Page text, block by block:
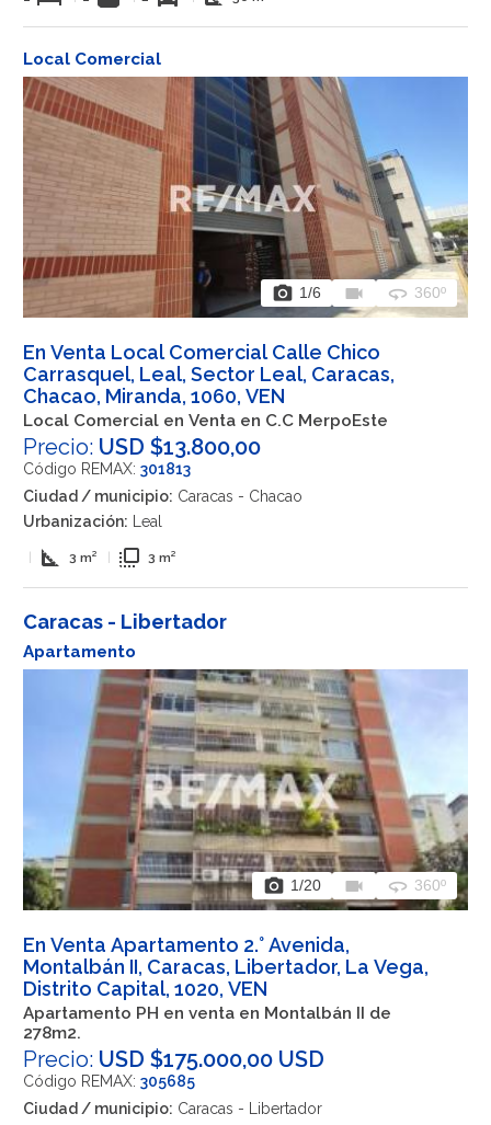
Local Comercial
photo_camera 1/6 videocam 360 360º
En Venta Local Comercial Calle Chico
Carrasquel, Leal, Sector Leal, Caracas,
Chacao, Miranda, 1060, VEN
Local Comercial en Venta en C.C MerpoEste
Precio: USD $13.800,00
Código REMAX: 301813
Ciudad / municipio: Caracas - Chacao
Urbanización: Leal
square_foot 3 m² flip_to_front 3 m²
Caracas - Libertador
Apartamento
photo_camera 1/20 videocam 360 360º
En Venta Apartamento 2.° Avenida,
Montalbán II, Caracas, Libertador, La Vega,
Distrito Capital, 1020, VEN
Apartamento PH en venta en Montalbán II de
278m2.
Precio: USD $175.000,00 USD
Código REMAX: 305685
Ciudad / municipio: Caracas - Libertador